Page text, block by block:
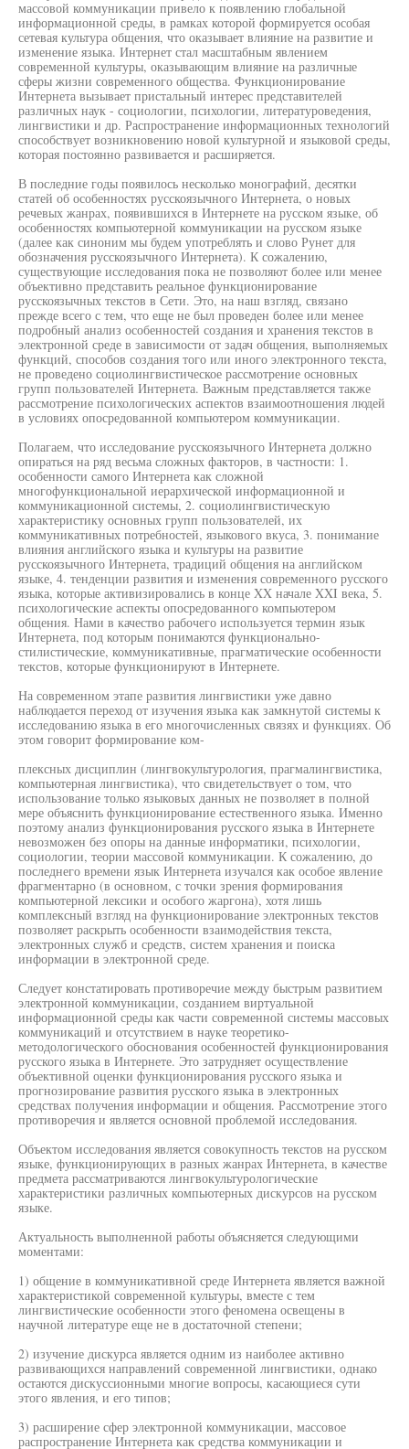
массовой коммуникации привело к появлению глобальной
информационной среды, в рамках которой формируется особая
сетевая культура общения, что оказывает влияние на развитие и
изменение языка. Интернет стал масштабным явлением
современной культуры, оказывающим влияние на различные
сферы жизни современного общества. Функционирование
Интернета вызывает пристальный интерес представителей
различных наук - социологии, психологии, литературоведения,
лингвистики и др. Распространение информационных технологий
способствует возникновению новой культурной и языковой среды,
которая постоянно развивается и расширяется.
В последние годы появилось несколько монографий, десятки
статей об особенностях русскоязычного Интернета, о новых
речевых жанрах, появившихся в Интернете на русском языке, об
особенностях компьютерной коммуникации на русском языке
(далее как синоним мы будем употреблять и слово Рунет для
обозначения русскоязычного Интернета). К сожалению,
существующие исследования пока не позволяют более или менее
объективно представить реальное функционирование
русскоязычных текстов в Сети. Это, на наш взгляд, связано
прежде всего с тем, что еще не был проведен более или менее
подробный анализ особенностей создания и хранения текстов в
электронной среде в зависимости от задач общения, выполняемых
функций, способов создания того или иного электронного текста,
не проведено социолингвистическое рассмотрение основных
групп пользователей Интернета. Важным представляется также
рассмотрение психологических аспектов взаимоотношения людей
в условиях опосредованной компьютером коммуникации.
Полагаем, что исследование русскоязычного Интернета должно
опираться на ряд весьма сложных факторов, в частности: 1.
особенности самого Интернета как сложной
многофункциональной иерархической информационной и
коммуникационной системы, 2. социолингвистическую
характеристику основных групп пользователей, их
коммуникативных потребностей, языкового вкуса, 3. понимание
влияния английского языка и культуры на развитие
русскоязычного Интернета, традиций общения на английском
языке, 4. тенденции развития и изменения современного русского
языка, которые активизировались в конце XX начале XXI века, 5.
психологические аспекты опосредованного компьютером
общения. Нами в качество рабочего используется термин язык
Интернета, под которым понимаются функционально-
стилистические, коммуникативные, прагматические особенности
текстов, которые функционируют в Интернете.
На современном этапе развития лингвистики уже давно
наблюдается переход от изучения языка как замкнутой системы к
исследованию языка в его многочисленных связях и функциях. Об
этом говорит формирование ком-
плексных дисциплин (лингвокультурология, прагмалингвистика,
компьютерная лингвистика), что свидетельствует о том, что
использование только языковых данных не позволяет в полной
мере объяснить функционирование естественного языка. Именно
поэтому анализ функционирования русского языка в Интернете
невозможен без опоры на данные информатики, психологии,
социологии, теории массовой коммуникации. К сожалению, до
последнего времени язык Интернета изучался как особое явление
фрагментарно (в основном, с точки зрения формирования
компьютерной лексики и особого жаргона), хотя лишь
комплексный взгляд на функционирование электронных текстов
позволяет раскрыть особенности взаимодействия текста,
электронных служб и средств, систем хранения и поиска
информации в электронной среде.
Следует констатировать противоречие между быстрым развитием
электронной коммуникации, созданием виртуальной
информационной среды как части современной системы массовых
коммуникаций и отсутствием в науке теоретико-
методологического обоснования особенностей функционирования
русского языка в Интернете. Это затрудняет осуществление
объективной оценки функционирования русского языка и
прогнозирование развития русского языка в электронных
средствах получения информации и общения. Рассмотрение этого
противоречия и является основной проблемой исследования.
Объектом исследования является совокупность текстов на русском
языке, функционирующих в разных жанрах Интернета, в качестве
предмета рассматриваются лингвокультурологические
характеристики различных компьютерных дискурсов на русском
языке.
Актуальность выполненной работы объясняется следующими
моментами:
1) общение в коммуникативной среде Интернета является важной
характеристикой современной культуры, вместе с тем
лингвистические особенности этого феномена освещены в
научной литературе еще не в достаточной степени;
2) изучение дискурса является одним из наиболее активно
развивающихся направлений современной лингвистики, однако
остаются дискуссионными многие вопросы, касающиеся сути
этого явления, и его типов;
3) расширение сфер электронной коммуникации, массовое
распространение Интернета как средства коммуникации и